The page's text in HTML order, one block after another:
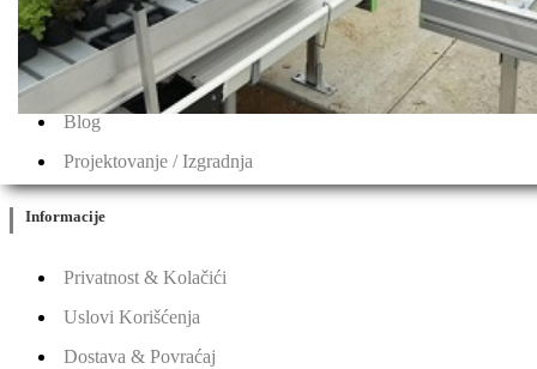
O Nama
Katalozi
Blog
Projektovanje / Izgradnja
Informacije
Privatnost & Kolačići
Uslovi Korišćenja
Dostava & Povraćaj